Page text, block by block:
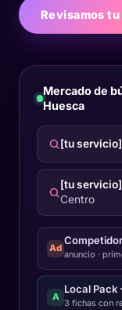
Revisamos
Mercado de
Huesca
[tu servicio]
[tu servicio]
Centro
Ad
anuncio ·
A
Local Pack
3 fichas con